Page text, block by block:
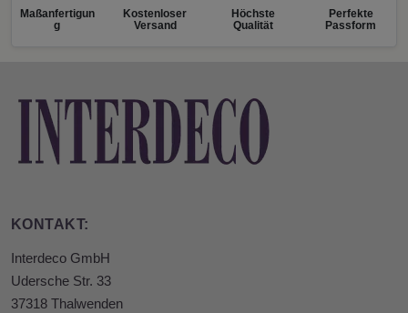
Maßanfertigun
g
Kostenloser
Versand
Höchste
Qualität
Perfekte
Passform
KONTAKT:
Interdeco GmbH
Udersche Str. 33
37318 Thalwenden